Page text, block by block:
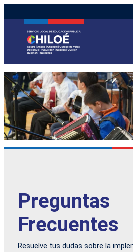
Preguntas
Frecuentes
Resuelve tus dudas sobre la